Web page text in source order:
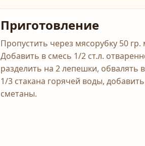
Приготовление
Пропустить через мясорубку 50 гр.
Добавить в смесь 1/2 ст.л.
разделить на 2 лепешки, обвалять
1/3 стакана горячей воды,
сметаны.